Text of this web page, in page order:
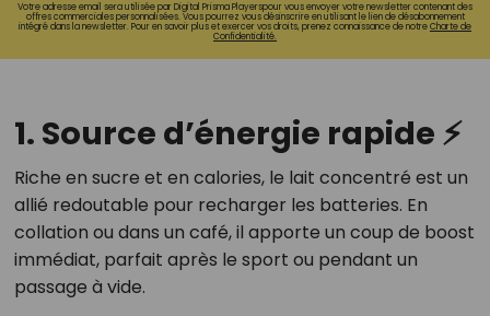
Votre adresse email sera utilisée par Digital Prisma Playerspour vous envoyer votre newsletter contenant des
offres commerciales personnalisées. Vous pourrez vous désinscrire en utilisant le lien de désabonnement
intégré dans la newsletter. Pour en savoir plus et exercer vos droits, prenez connaissance de notreCharte de
Confidentialité.
1. Source d’énergie rapide ⚡
Riche en sucre et en calories, le lait concentré est un
allié redoutable pour recharger les batteries. En
collation ou dans un café, il apporte un coup de boost
immédiat, parfait après le sport ou pendant un
passage à vide.